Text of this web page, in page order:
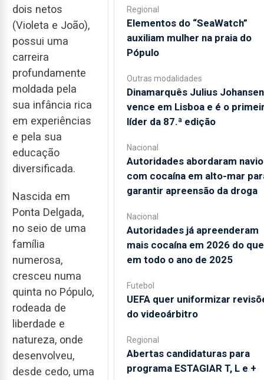
dois netos
(Violeta e João),
possui uma
carreira
profundamente
moldada pela
sua infância rica
em experiências
e pela sua
educação
diversificada.
Nascida em
Ponta Delgada,
no seio de uma
família
numerosa,
cresceu numa
quinta no Pópulo,
rodeada de
liberdade e
natureza, onde
desenvolveu,
desde cedo, uma
Regional
​Elementos do “SeaWatch”
auxiliam mulher na praia do
Pópulo
Outras modalidades
Dinamarquês Julius Johansen
vence em Lisboa e é o
líder da 87.ª edição
Nacional
Autoridades abordaram navio
com cocaína em alto-mar
garantir apreensão da droga
Nacional
Autoridades já apreenderam
mais cocaína em 2026 do que
em todo o ano de 2025
Futebol
UEFA quer uniformizar
do videoárbitro
Regional
Abertas candidaturas para
programa ESTAGIAR T, L e +